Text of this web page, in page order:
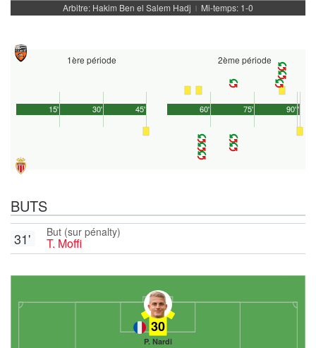
Arbitre: Hakim Ben el Salem Hadj
| Mi-temps: 1-0
1ère période
45'
15' 30'
2ème période
90'
60' 75' 1'
BUTS
But (sur pénalty)
T. Moffi
31'
30
P. Nardi